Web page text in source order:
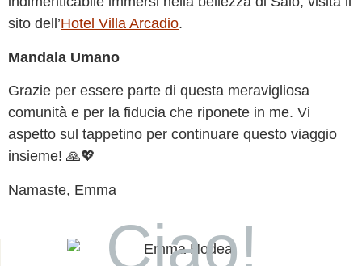
sito dell’Hotel Villa Arcadio.
Mandala Umano
Grazie per essere parte di questa meravigliosa
comunità e per la fiducia che riponete in me. Vi
aspetto sul tappetino per continuare questo viaggio
insieme! 🙏💖
Namaste, Emma
Ciao!